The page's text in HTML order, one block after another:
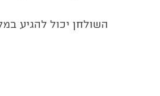
השולחן יכול להגיע